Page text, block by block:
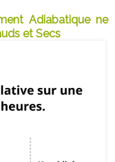
Adiabatique ne
et Secs